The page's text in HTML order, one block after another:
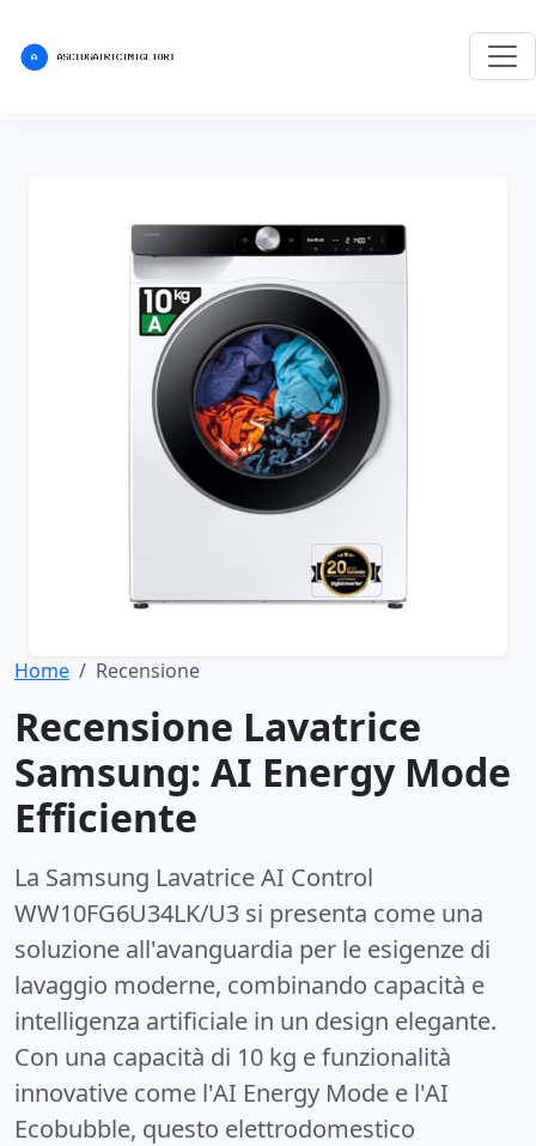
Home Recensione
Recensione Lavatrice
Samsung: AI Energy Mode
Efficiente
La Samsung Lavatrice AI Control
WW10FG6U34LK/U3 si presenta come una
soluzione all'avanguardia per le esigenze di
lavaggio moderne, combinando capacità e
intelligenza artificiale in un design elegante.
Con una capacità di 10 kg e funzionalità
innovative come l'AI Energy Mode e l'AI
Ecobubble, questo elettrodomestico